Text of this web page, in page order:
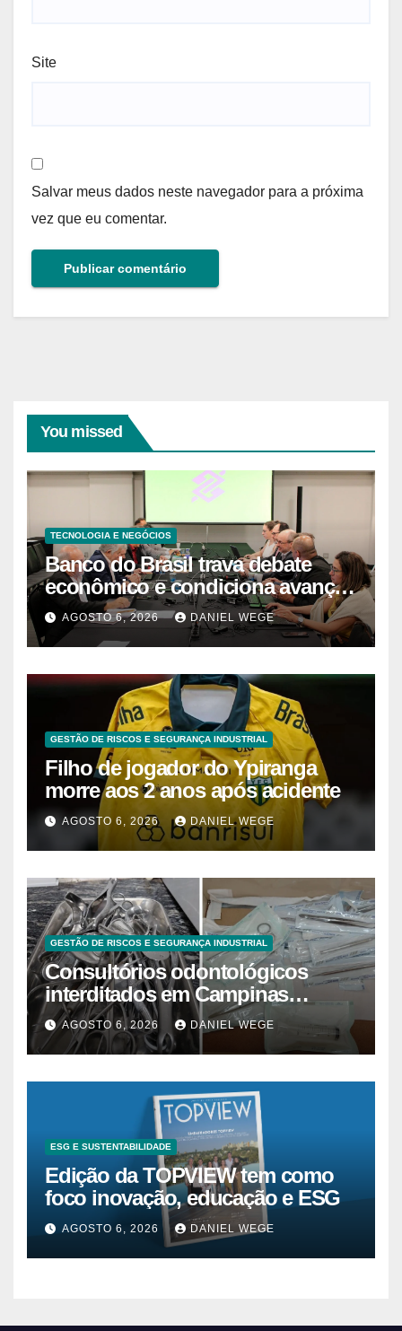
Site
Salvar meus dados neste navegador para a próxima
vez que eu comentar.
You missed
TECNOLOGIA E NEGÓCIOS
Banco do Brasil trava debate
econômico e condiciona avanços
à decisão da Fenaban | Contec
Brasil
AGOSTO 6, 2026 DANIEL WEGE
GESTÃO DE RISCOS E SEGURANÇA INDUSTRIAL
Filho de jogador do Ypiranga
morre aos 2 anos após acidente
AGOSTO 6, 2026 DANIEL WEGE
GESTÃO DE RISCOS E SEGURANÇA INDUSTRIAL
Consultórios odontológicos
interditados em Campinas
superam 2025
AGOSTO 6, 2026 DANIEL WEGE
ESG E SUSTENTABILIDADE
Edição da TOPVIEW tem como
foco inovação, educação e ESG
AGOSTO 6, 2026 DANIEL WEGE